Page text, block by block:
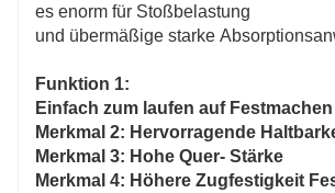
es enorm für Stoßbelastung
und übermäßige starke
Funktion 1:
Einfach zum laufen auf
Merkmal 2: Hervorragende
Merkmal 3: Hohe Quer- Stärke
Merkmal 4: Höhere Zugfestigkeit